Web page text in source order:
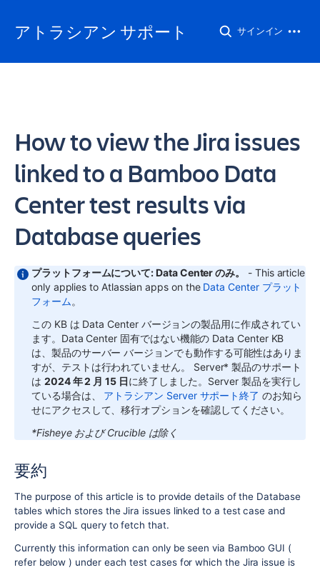
アトラシアン サポート サインイン
How to view the Jira issues
linked to a Bamboo Data
Center test results via
Database queries
プラットフォームについて: Data Center のみ。
- This article
only applies to Atlassian apps on the Data Center プラット
フォーム。
この KB は Data Center バージョンの製品用に作成されてい
ます。Data Center 固有ではない機能の Data Center KB
は、製品のサーバー バージョンでも動作する可能性はありま
すが、テストは行われていません。 Server* 製品のサポート
は 2024 年 2 月 15 日に終了しました。Server 製品を実行し
ている場合は、
アトラシアン Server サポート終了 のお知ら
せにアクセスして、移行オプションを確認してください。
*Fisheye および Crucible は除く
要約
The purpose of this article is to provide details of the Database
tables which stores the Jira issues linked to a test case and
provide a SQL query to fetch that.
Currently this information can only be seen via Bamboo GUI (
refer below ) under each test cases for which the Jira issue is